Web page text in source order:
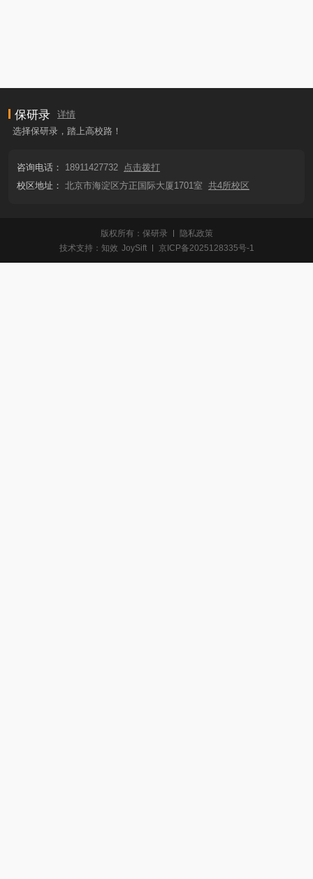
保研录
详情
选择保研录，踏上高校路！
咨询电话： 18911427732 点击拨打
校区地址： 北京市海淀区方正国际大厦1701室 共4所校区
版权所有：保研录
隐私政策
技术支持： 知效 JoySift 京ICP备2025128335号-1